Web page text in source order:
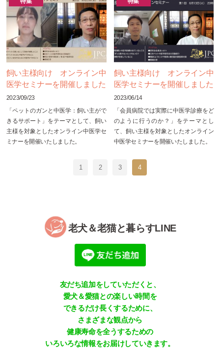
飼い主様向け オンライン中
医学セミナーを開催しました
2023/09/23
「ペットのガンと中医学：飼い主がで
きるサポート」をテーマとして、飼い
主様を対象としたオンライン中医学セ
ミナーを開催いたしました。
飼い主様向け オンライン中
医学セミナーを開催しました
2023/06/14
「会員病院では実際に中医学診療をど
のように行うのか？」をテーマとし
て、飼い主様を対象としたオンライン
中医学セミナーを開催いたしました。
1 2 3 4
老犬＆老猫と暮らすLINE
友だち追加をしていただくと、
愛犬＆愛猫との楽しい時間を
できるだけ長くするために、
さまざまな観点から
健康寿命を全うするための
いろいろな情報をお届けしていきます。